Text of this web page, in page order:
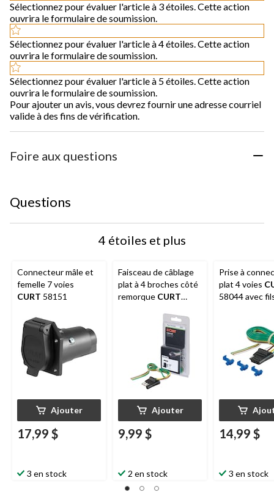
Sélectionnez pour évaluer l'article à 3 étoiles. Cette action
ouvrira le formulaire de soumission.
Sélectionnez pour évaluer l'article à 4 étoiles. Cette action
ouvrira le formulaire de soumission.
Sélectionnez pour évaluer l'article à 5 étoiles. Cette action
ouvrira le formulaire de soumission.
Pour ajouter un avis, vous devrez fournir une adresse courriel
valide à des fins de vérification.
Foire aux questions
Questions
4 étoiles et plus
Connecteur mâle et
femelle 7 voies
CURT 58151
Ajouter
17,99 $
3 en stock
Faisceau de câblage
plat à 4 broches côté
remorque CURT
Ajouter
9,99 $
2 en stock
Prise à
plat 4 voies
58044 avec
14,99 $
3 en stock